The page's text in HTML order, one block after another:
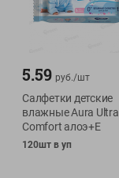
5.59 руб./шт
Салфетки детские
влажные Aura Ultra
Comfort алоэ+Е
120шт в уп